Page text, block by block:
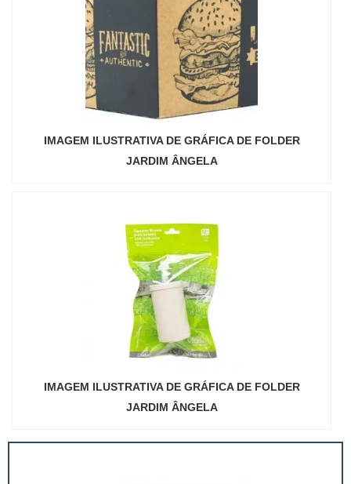
IMAGEM ILUSTRATIVA DE GRÁFICA DE FOLDER
JARDIM ÂNGELA
IMAGEM ILUSTRATIVA DE GRÁFICA DE FOLDER
JARDIM ÂNGELA